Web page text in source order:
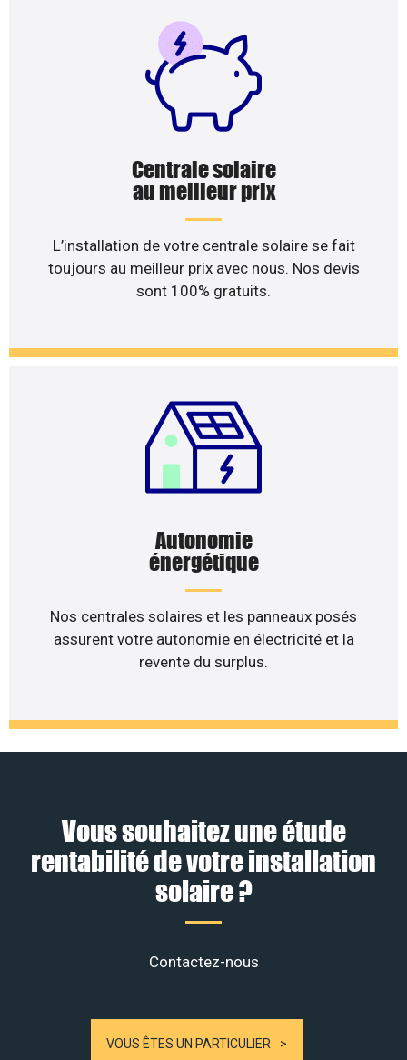
Centrale solaire
au meilleur prix
L’installation de votre centrale solaire se fait
toujours au meilleur prix avec nous. Nos devis
sont 100% gratuits.
Autonomie
énergétique
Nos centrales solaires et les panneaux posés
assurent votre autonomie en électricité et la
revente du surplus.
Vous souhaitez une étude
rentabilité de votre installation
solaire ?
Contactez-nous
VOUS ÊTES UN PARTICULIER